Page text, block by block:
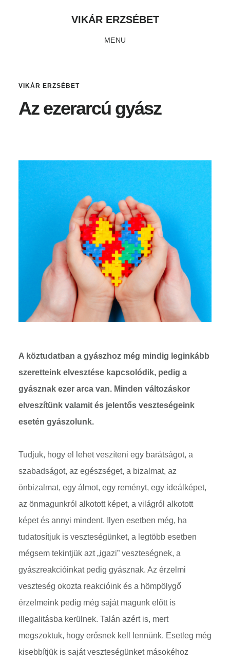
VIKÁR ERZSÉBET
MENU
VIKÁR ERZSÉBET
Az ezerarcú gyász
A köztudatban a gyászhoz még mindig leginkább
szeretteink elvesztése kapcsolódik, pedig a
gyásznak ezer arca van. Minden változáskor
elveszítünk valamit és jelentős veszteségeink
esetén gyászolunk.
Tudjuk, hogy el lehet veszíteni egy barátságot, a
szabadságot, az egészséget, a bizalmat, az
önbizalmat, egy álmot, egy reményt, egy ideálképet,
az önmagunkról alkotott képet, a világról alkotott
képet és annyi mindent. Ilyen esetben még, ha
tudatosítjuk is veszteségünket, a legtöbb esetben
mégsem tekintjük azt „igazi” veszteségnek, a
gyászreakcióinkat pedig gyásznak. Az érzelmi
veszteség okozta reakcióink és a hömpölygő
érzelmeink pedig még saját magunk előtt is
illegalitásba kerülnek. Talán azért is, mert
megszoktuk, hogy erősnek kell lennünk. Esetleg még
kisebbítjük is saját veszteségünket másokéhoz